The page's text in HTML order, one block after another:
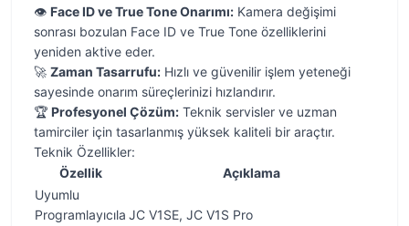
👁️ Face ID ve True Tone Onarımı: Kamera değişimi
sonrası bozulan Face ID ve True Tone özelliklerini
yeniden aktive eder.
🚀 Zaman Tasarrufu: Hızlı ve güvenilir işlem yeteneği
sayesinde onarım süreçlerinizi hızlandırır.
🏆 Profesyonel Çözüm: Teknik servisler ve uzman
tamirciler için tasarlanmış yüksek kaliteli bir araçtır.
Teknik Özellikler:
Özellik
Açıklama
Uyumlu
Programlayıcıla JC V1SE, JC V1S Pro